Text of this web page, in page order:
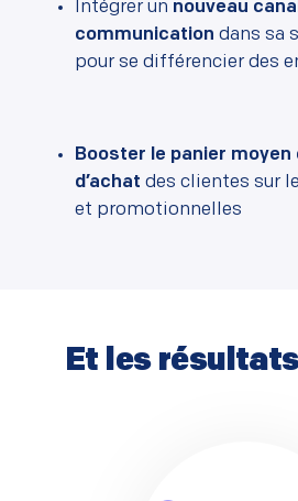
Intégrer un nouveau
communication dans sa
pour se différencier des
Booster le panier
d’achat des clientes sur
et promotionnelles
Et les